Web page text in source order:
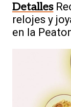
Detalles
relojes y
en la